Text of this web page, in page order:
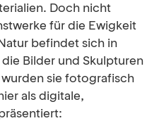
Doch nicht
für die Ewigkeit
befindet sich in
Bilder und Skulpturen
sie fotografisch
als digitale,